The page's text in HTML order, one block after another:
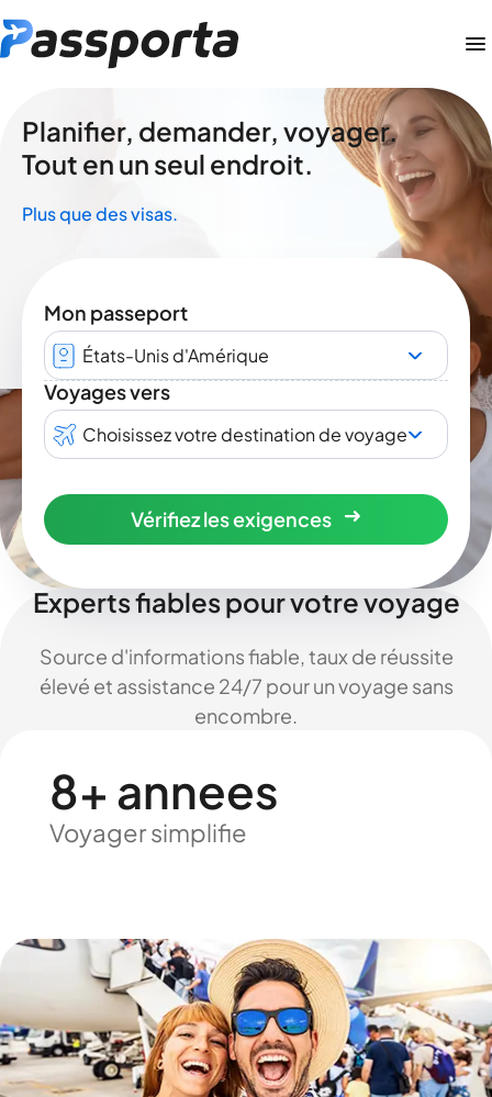
Planifier, demander, voyager.
Tout en un seul endroit.
Plus que des visas.
Mon passeport
États-Unis d'Amérique
Voyages vers
Choisissez votre destination de voyage
Vérifiez les exigences
Experts fiables pour votre voyage
Source d'informations fiable, taux de réussite
élevé et assistance 24/7 pour un voyage sans
encombre.
8+ annees
Voyager simplifie